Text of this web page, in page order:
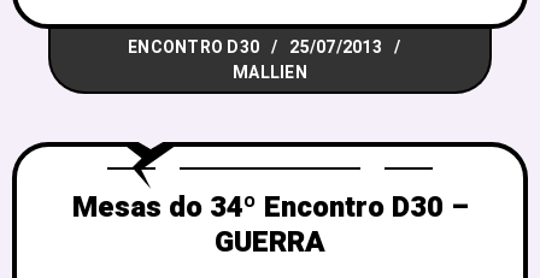
Copa das Confederações nosso encontro
foi somente até as 19h. Tivemos
novamente a presença dos amigos do
ENCONTRO D30
25/07/2013
MALLIEN
Mesas do 34º Encontro D30 –
GUERRA